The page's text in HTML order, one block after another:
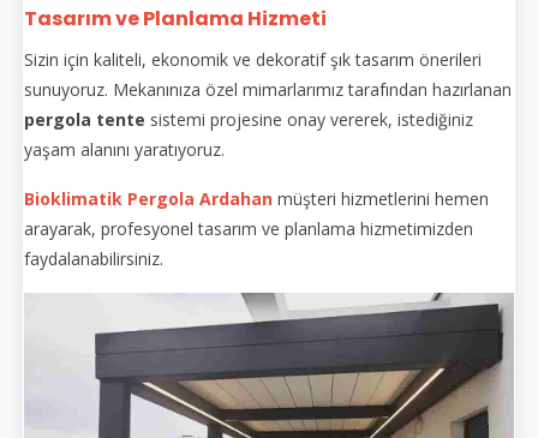
Tasarım ve Planlama Hizmeti
Sizin için kaliteli, ekonomik ve dekoratif şık tasarım önerileri
sunuyoruz. Mekanınıza özel mimarlarımız tarafından hazırlanan
pergola tente sistemi projesine onay vererek, istediğiniz
yaşam alanını yaratıyoruz.
Bioklimatik Pergola Ardahan müşteri hizmetlerini hemen
arayarak, profesyonel tasarım ve planlama hizmetimizden
faydalanabilirsiniz.